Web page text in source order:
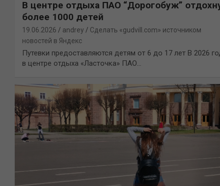
В центре отдыха ПАО “Дорогобуж”
более 1000 детей
19.06.2026 andrey
Сделать «gudvill.com» источником
новостей в Яндекс
Путевки предоставляются детям от 6 до 17 лет В 2026
в центре отдыха «Ласточка» ПАО…